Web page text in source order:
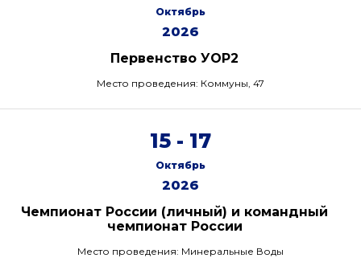
Октябрь
2026
Первенство УОР2
Место проведения: Коммуны, 47
15 - 17
Октябрь
2026
Чемпионат России (личный) и командный
чемпионат России
Место проведения: Минеральные Воды